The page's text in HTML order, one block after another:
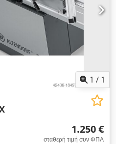
1 / 1
1.250 €
σταθερή τιμή συν ΦΠΑ